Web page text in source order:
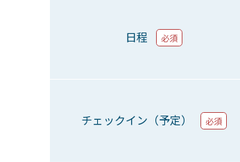
日程 必須
チェックイン（予定） 必須